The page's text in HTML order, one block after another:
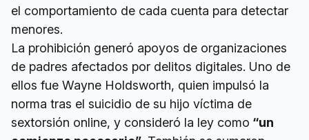
el comportamiento de cada cuenta para detectar
menores.
La prohibición generó apoyos de organizaciones
de padres afectados por delitos digitales. Uno de
ellos fue Wayne Holdsworth, quien impulsó la
norma tras el suicidio de su hijo víctima de
sextorsión online, y consideró la ley como “un